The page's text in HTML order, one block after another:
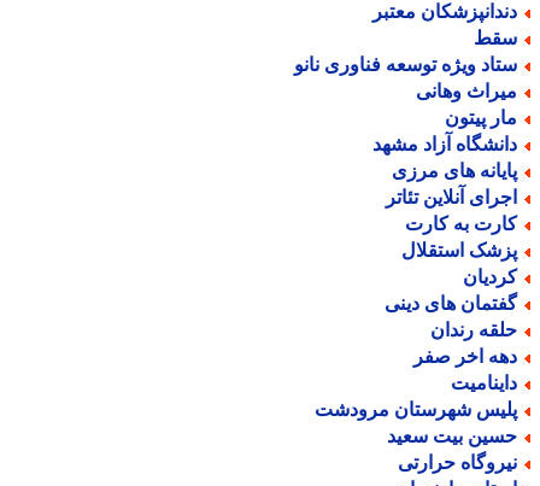
معتبر
ویژه توسعه فناوری نانو
وهانی
پیتون
آزاد مشهد
های مرزی
آنلاین تئاتر
به کارت
استقلال
های دینی
رندان
اخر صفر
شهرستان مرودشت
بیت سعید
حرارتی